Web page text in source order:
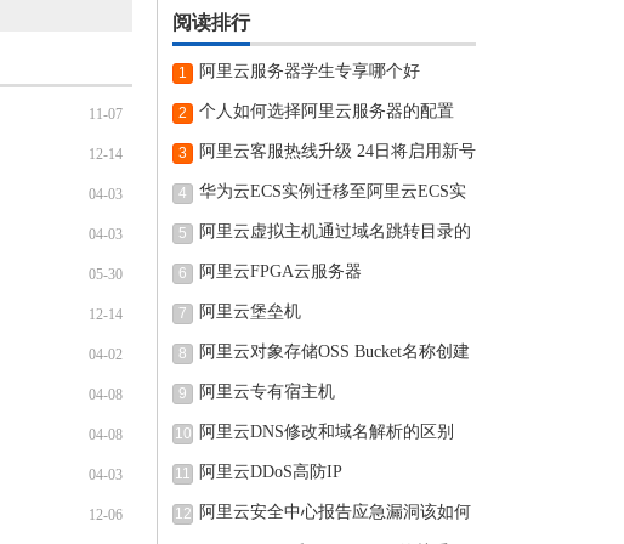
11-07
12-14
04-03
04-03
05-30
12-14
04-02
04-08
04-08
04-03
12-06
阅读排行
1 阿里云服务器学生专享哪个好
2 个人如何选择阿里云服务器的配置
3 阿里云客服热线升级 24日将启用新号
4
华为云ECS实例迁移至阿里云ECS实
例的
5 阿里云虚拟主机通过域名跳转目录的
6 阿里云FPGA云服务器
7 阿里云堡垒机
8
阿里云对象存储OSS Bucket名称创建
完可
9 阿里云专有宿主机
10 阿里云DNS修改和域名解析的区别
11 阿里云DDoS高防IP
12 阿里云安全中心报告应急漏洞该如何